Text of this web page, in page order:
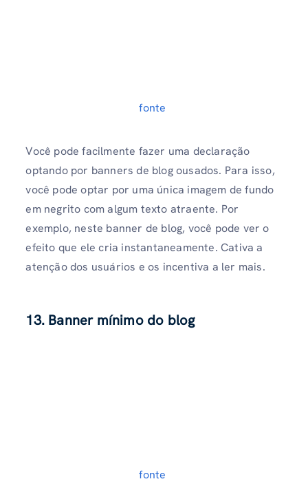
fonte
Você pode facilmente fazer uma declaração
optando por banners de blog ousados. Para isso,
você pode optar por uma única imagem de fundo
em negrito com algum texto atraente. Por
exemplo, neste banner de blog, você pode ver o
efeito que ele cria instantaneamente. Cativa a
atenção dos usuários e os incentiva a ler mais.
13. Banner mínimo do blog
fonte